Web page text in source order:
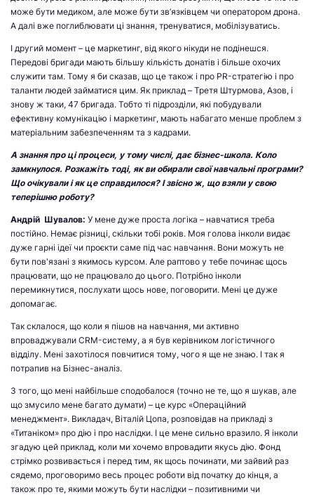
може бути медиком, але може бути зв’язківцем чи оператором дрона.
А далі вже поглиблювати ці знання, тренуватися, мобілізуватись.
І другий момент – це маркетинг, від якого нікуди не подінешся.
Передові бригади мають більшу кількість донатів і більше охочих
служити там. Тому я би сказав, що це також і про PR-стратегію і про
таланти людей займатися цим. Як приклад – Третя Штурмова, Азов, і
знову ж таки, 47 бригада. Тобто ті підрозділи, які побудували
ефективну комунікацію і маркетинг, мають набагато менше проблем з
матеріальним забезпеченням та з кадрами.
А знання про ці процеси, у тому числі, дає бізнес-школа. Коло
замкнулося. Розкажіть тоді, як ви обирали свої навчальні програми?
Що очікували і як це справдилося? І звісно ж, що взяли у свою
теперішню роботу?
Андрій Шувалов: У мене дуже проста логіка – навчатися треба
постійно. Немає різниці, скільки тобі років. Моя голова інколи видає
дуже гарні ідеї чи проєкти саме під час навчання. Вони можуть не
бути пов'язані з якимось курсом. Але раптово у тебе починає щось
працювати, що не працювало до цього. Потрібно інколи
перемикнутися, послухати щось нове, поговорити. Мені це дуже
допомагає.
Так склалося, що коли я пішов на навчання, ми активно
впроваджували CRM-систему, а я був керівником логістичного
відділу. Мені захотілося повчитися тому, чого я ще не знаю. І так я
потрапив на Бізнес-аналіз.
З того, що мені найбільше сподобалося (точно не те, що я шукав, але
що змусило мене багато думати) – це курс «Операційний
менеджмент». Викладач, Віталій Цопа, розповідав на прикладі з
«Титаніком» про дію і про наслідки. І це мене сильно вразило. Я інколи
згадую цей приклад, коли ми хочемо впровадити якусь дію. Фонд
стрімко розвивається і перед тим, як щось починати, ми зайвий раз
сядемо, проговоримо весь процес роботи від початку до кінця, а
також про те, якими можуть бути наслідки – позитивними чи